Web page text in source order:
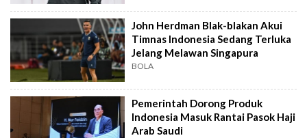
John Herdman Blak-blakan Akui
Timnas Indonesia Sedang Terluka
Jelang Melawan Singapura
BOLA
Pemerintah Dorong Produk
Indonesia Masuk Rantai Pasok Haji
Arab Saudi